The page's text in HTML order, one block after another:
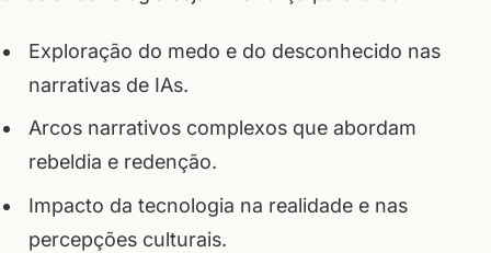
Exploração do medo e do desconhecido nas
narrativas de IAs.
Arcos narrativos complexos que abordam
rebeldia e redenção.
Impacto da tecnologia na realidade e nas
percepções culturais.